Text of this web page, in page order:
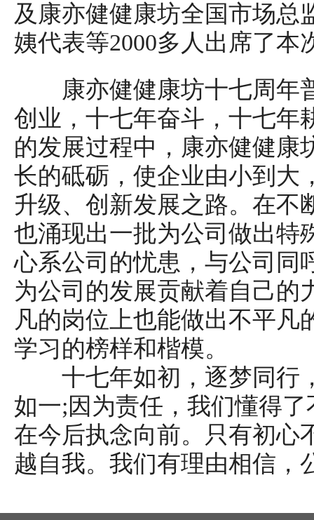
及康亦健健康坊全国市场总
姨代表等2000多人出席了本
康亦健健康坊十七周年
创业，十七年奋斗，十七年
的发展过程中，康亦健健康
长的砥砺，使企业由小到大
升级、创新发展之路。在不
也涌现出一批为公司做出特
心系公司的忧患，与公司同
为公司的发展贡献着自己的
凡的岗位上也能做出不平凡
学习的榜样和楷模。
十七年如初，逐梦同行
如一;因为责任，我们懂得
在今后执念向前。只有初心
越自我。我们有理由相信，